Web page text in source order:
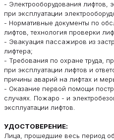
- Электрооборудования лифтов,
при эксплуатации
- Нормативные документы по
лифтов, технология проверки
- Эвакуация пассажиров из
лифтера;
- Требования по охране труда,
при эксплуатации лифтов и
причины аварий на лифтах и
- Оказание первой помощи
случаях. Пожаро - и
эксплуатации лифтов.
УДОСТОВЕРЕНИЕ:
Лица, прошедшие весь период